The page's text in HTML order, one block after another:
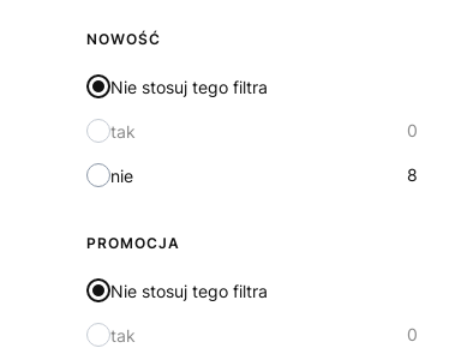
NOWOŚĆ
Nie stosuj tego filtra
tak 0
nie 8
PROMOCJA
Nie stosuj tego filtra
tak 0